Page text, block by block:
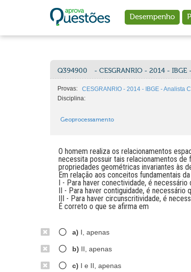
Desempenho
Q394900 - CESGRANRIO - 2014 -
Provas:
CESGRANRIO - 2014 - IBGE - Analista
Disciplina:
Geoprocessamento
O homem realiza os relacionamentos
necessita possuir tais relacionamentos
propriedades geométricas invariantes às
Em relação aos conceitos fundamentais
I - Para haver conectividade, é
II - Para haver contiguidade, é necessário
III - Para haver circunscritividade, é
É correto o que se afirma em
a) I, apenas
b) II, apenas
c) I e II, apenas